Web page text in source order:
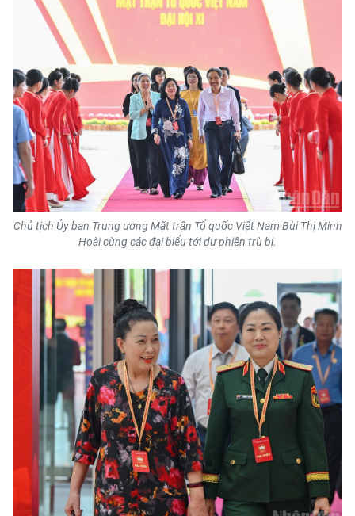
Media Xã hội
Media Pháp luật
Media Du lịch
Media Thế giới
Media Thể thao
Media Giáo dục
Media Y tế
Media Khoa học - Công nghệ
Media Môi trường
Ảnh
Infographic
TIN MỚI
TIN ĐỊA PHƯƠNG
Trung du và miền núi phía Bắc
Chủ tịch Ủy ban Trung ương Mặt trận Tổ quốc Việt Nam Bùi Thị Minh
Hoài cùng các đại biểu tới dự phiên trù bị.